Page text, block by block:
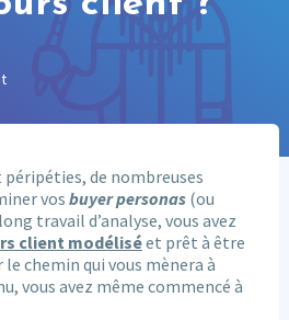
péripéties, de nombreuses
vos buyer personas (ou
travail d’analyse, vous avez
client modéliséet prêt à être
chemin qui vous mènera à
vous avez même commencé à